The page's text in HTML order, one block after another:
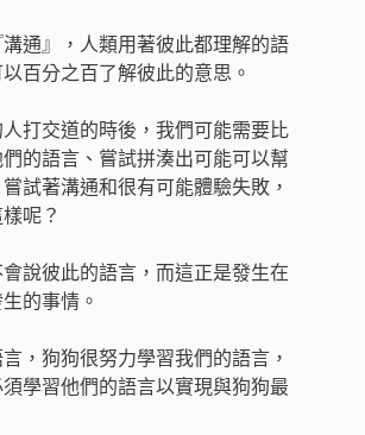
通』，人類用著彼此都理解的語
百分之百了解彼此的意思。
打交道的時後，我們可能需要比
的語言、嘗試拼湊出可能可以幫
試著溝通和很有可能體驗失敗，
呢？
說彼此的語言，而這正是發生在
的事情。
，狗狗很努力學習我們的語言，
學習他們的語言以實現與狗狗最